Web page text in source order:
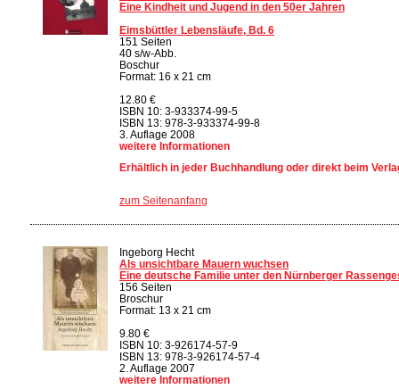
Eine Kindheit und Jugend in den 50er Jahren
Eimsbüttler Lebensläufe, Bd. 6
151 Seiten
40 s/w-Abb.
Boschur
Format: 16 x 21 cm
12.80 €
ISBN 10: 3-933374-99-5
ISBN 13: 978-3-933374-99-8
3. Auflage 2008
weitere Informationen
Erhältlich in jeder Buchhandlung oder direkt beim
zum Seitenanfang
Ingeborg Hecht
Als unsichtbare Mauern wuchsen
Eine deutsche Familie unter den Nürnberger
156 Seiten
Broschur
Format: 13 x 21 cm
9.80 €
ISBN 10: 3-926174-57-9
ISBN 13: 978-3-926174-57-4
2. Auflage 2007
weitere Informationen